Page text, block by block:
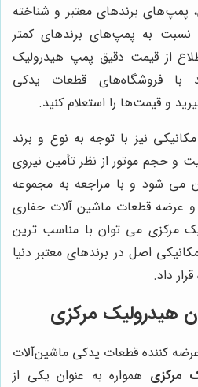
پمپ‌های برندهای معتبر و شناخته
نسبت به پمپ‌های برندهای کمتر
از قیمت دقیق پمپ هیدرولیک
با فروشگاه‌های قطعات یدکی
و قیمت‌ها را استعلام کنید.
نیز با توجه به نوع و برند
و حجم موتور از نظر تأمین نیروی
می شود و با مراجعه به مجموعه
و عرضه قطعات ماشین آلات حفاری
مرکزی می توان با مناسب ترین
اصل در برندهای معتبر دنیا
داد.
هیدرولیک مرکزی
کننده قطعات یدکی ماشین‌آلات
مرکزی همواره به عنوان یکی از